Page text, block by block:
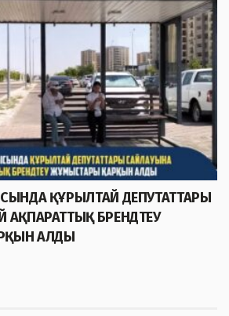
ҚҰРЫЛТАЙ ДЕПУТАТТАРЫ
АҚПАРАТТЫҚ БРЕНДТЕУ
АЛДЫ